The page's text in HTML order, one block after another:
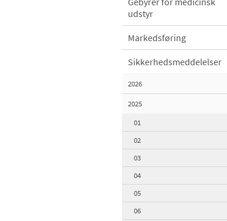
udstyr
Markedsføring
Sikkerhedsmeddelelser
2026
2025
01
02
03
04
05
06